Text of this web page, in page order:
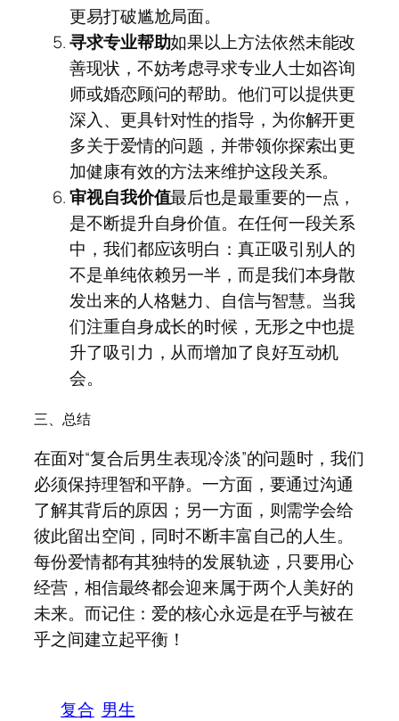
更易打破尴尬局面。
寻求专业帮助如果以上方法依然未能改
善现状，不妨考虑寻求专业人士如咨询
师或婚恋顾问的帮助。他们可以提供更
深入、更具针对性的指导，为你解开更
多关于爱情的问题，并带领你探索出更
加健康有效的方法来维护这段关系。
审视自我价值最后也是最重要的一点，
是不断提升自身价值。在任何一段关系
中，我们都应该明白：真正吸引别人的
不是单纯依赖另一半，而是我们本身散
发出来的人格魅力、自信与智慧。当我
们注重自身成长的时候，无形之中也提
升了吸引力，从而增加了良好互动机
会。
三、总结
在面对“复合后男生表现冷淡”的问题时，我们
必须保持理智和平静。一方面，要通过沟通
了解其背后的原因；另一方面，则需学会给
彼此留出空间，同时不断丰富自己的人生。
每份爱情都有其独特的发展轨迹，只要用心
经营，相信最终都会迎来属于两个人美好的
未来。而记住：爱的核心永远是在乎与被在
乎之间建立起平衡！
复合 男生